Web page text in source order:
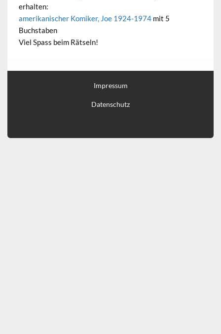
erhalten:
amerikanischer Komiker, Joe 1924-1974 mit 5
Buchstaben
Viel Spass beim Rätseln!
Impressum
Datenschutz